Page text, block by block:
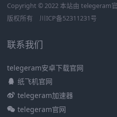
Copyright © 2022 本站由 telegeram
版权所有
川ICP备52311231号
联系我们
telegeram安卓下载官网
纸飞机官网
telegeram加速器
telegeram官网